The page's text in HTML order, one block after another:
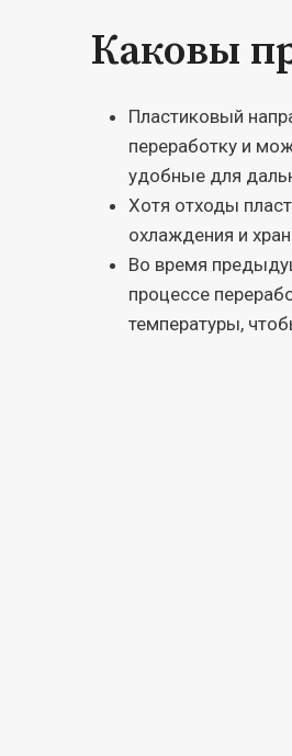
Каковы
Пластиковый
переработку и
удобные для
Хотя отходы
охлаждения и
Во время
процессе
температуры,